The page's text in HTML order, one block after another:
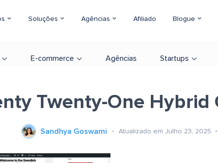
Soluções Agências Afiliado Blogue
E-commerce Agências Startups
Twenty-One Hybrid
Sandhya Goswami Atualizado em Julho 23, 2025